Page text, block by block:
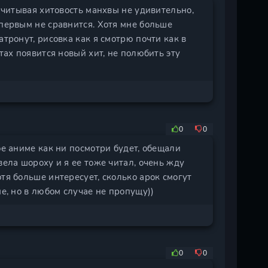
хитовость манхвы не удивительно,
не сравнится. Хотя мне больше
рисовка как я смотрю почти как в
появится новый хит, не полюбить эту
0 0
аниме как ни посмотри будет, обещали
шороху и я ее тоже читал, очень жду
больше интересует, сколько арок смогут
но в любом случае не пропущу))
0 0